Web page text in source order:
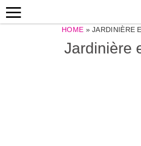
HOME »JARDINIÈRE
Jardinière